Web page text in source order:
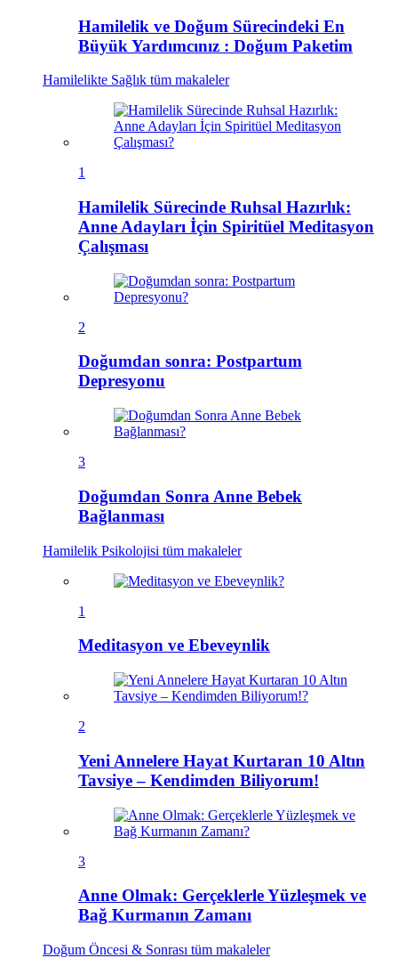
Hamilelik ve Doğum Sürecindeki En
Büyük Yardımcınız : Doğum Paketim
Hamilelikte Sağlık tüm makaleler
1
Hamilelik Sürecinde Ruhsal Hazırlık:
Anne Adayları İçin Spiritüel Meditasyon
Çalışması
2
Doğumdan sonra: Postpartum
Depresyonu
3
Doğumdan Sonra Anne Bebek
Bağlanması
Hamilelik Psikolojisi tüm makaleler
1
Meditasyon ve Ebeveynlik
2
Yeni Annelere Hayat Kurtaran 10 Altın
Tavsiye – Kendimden Biliyorum!
3
Anne Olmak: Gerçeklerle Yüzleşmek ve
Bağ Kurmanın Zamanı
Doğum Öncesi & Sonrası tüm makaleler